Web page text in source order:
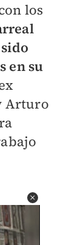
los
en su
Arturo